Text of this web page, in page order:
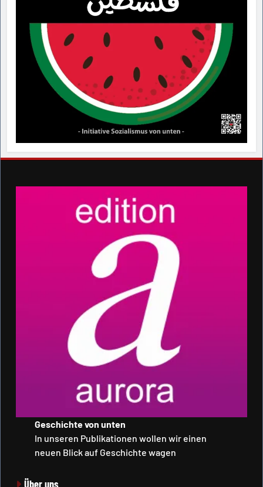
Geschichte von unten
In unseren Publikationen wollen wir einen
neuen Blick auf Geschichte wagen
Über uns